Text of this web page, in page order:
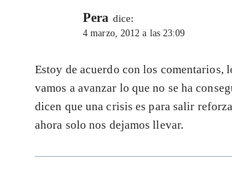
Pera dice:
4 marzo, 2012 a las 23:09
Estoy de acuerdo con los comentarios,
vamos a avanzar lo que no se ha
dicen que una crisis es para salir
ahora solo nos dejamos llevar.